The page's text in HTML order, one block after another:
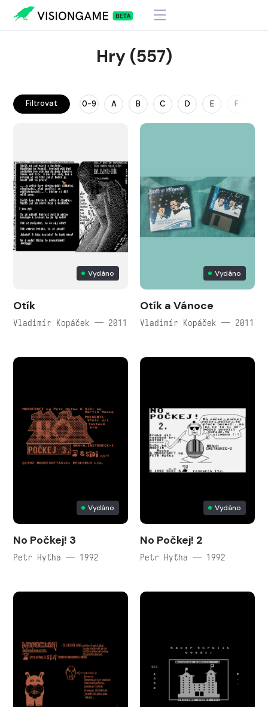
Hry (557)
Filtrovat 0-9 A B C D E F
Vydáno
Otík
Vladimír Kopáček — 2011
Vydáno
Otík a Vánoce
Vladimír Kopáček — 2011
Vydáno
No Počkej! 3
Petr Hyťha — 1992
Vydáno
No Počkej! 2
Petr Hyťha — 1992